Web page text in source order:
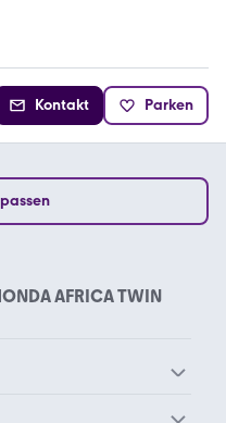
Kontakt Parken
AFRICA TWIN